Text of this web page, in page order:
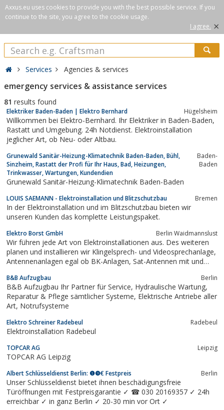
Axxus.eu uses cookies to provide you with the best possible service. If you
continue to the site, you agree to the cookie usage.
I agree. ×
Services Agencies & services
emergency services & assistance services
81 results found
Elektriker Baden-Baden | Elektro Bernhard Hügelsheim
Willkommen bei Elektro-Bernhard. Ihr Elektriker in Baden-Baden,
Rastatt und Umgebung. 24h Notdienst. Elektroinstallation
jeglicher Art, ob Neu- oder Altbau.
Grunewald Sanitär-Heizung-Klimatechnik Baden-Baden, Bühl,
Sinzheim, Rastatt der Profi für Ihr Haus, Bad, Heizungen,
Trinkwasser, Wartungen, Kundendien
Baden-
Baden
Grunewald Sanitär-Heizung-Klimatechnik Baden-Baden
LOUIS SAEMANN - Elektroinstallation und Blitzschutzbau Bremen
In der Elektroinstallation und im Blitzschutzbau bieten wir
unseren Kunden das komplette Leistungspaket.
Elektro Borst GmbH Berlin Waidmannslust
Wir führen jede Art von Elektroinstallationen aus. Des weiteren
planen und installieren wir Klingelsprech- und Videosprechanlage,
Antennenanlagen egal ob BK-Anlagen, Sat-Antennen mit und
Auch die Installation und Wartung von Nachtspeicherheizungen
gehört zu unserem...
B&B Aufzugbau Berlin
B&B Aufzugbau Ihr Partner für Service, Hydraulische Wartung,
Reparatur & Pflege sämtlicher Systeme, Elektrische Antriebe aller
Art, Notrufsysteme
Elektro Schreiner Radebeul Radebeul
Elektroinstallation Radebeul
TOPCAR AG Leipzig
TOPCAR AG Leipzig
Albert Schlüsseldienst Berlin: ❶❾€ Festpreis Berlin
Unser Schlüsseldienst bietet ihnen beschädigungsfreie
Türöffnungen mit Festpreisgarantie ✓ ☎ 030 20169357 ✓ 24h
erreichbar ✓ in ganz Berlin ✓ 20-30 min vor Ort ✓